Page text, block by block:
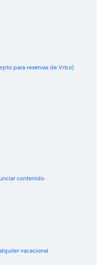
para reservas de Vrbo)
contenido
vacacional